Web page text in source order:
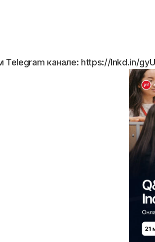
канале: https://lnkd.in/